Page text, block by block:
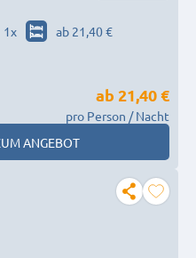
1x
ab 21,40 €
ab 21,40 €
pro Person / Nacht
ANGEBOT